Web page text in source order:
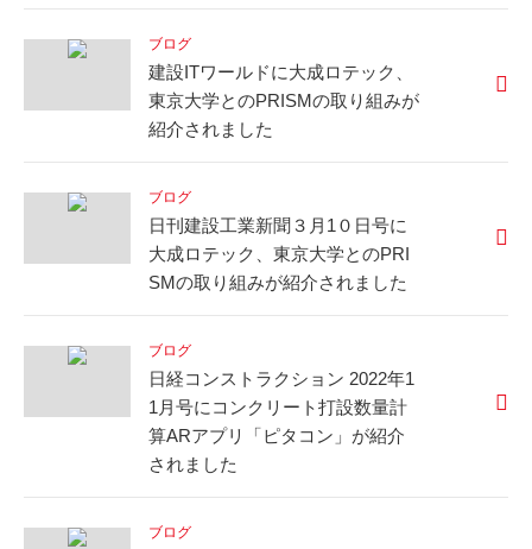
ブログ
建設ITワールドに大成ロテック、
東京大学とのPRISMの取り組みが
紹介されました
ブログ
日刊建設工業新聞３月1０日号に
大成ロテック、東京大学とのPRI
SMの取り組みが紹介されました
ブログ
日経コンストラクション 2022年1
1月号にコンクリート打設数量計
算ARアプリ「ピタコン」が紹介
されました
ブログ